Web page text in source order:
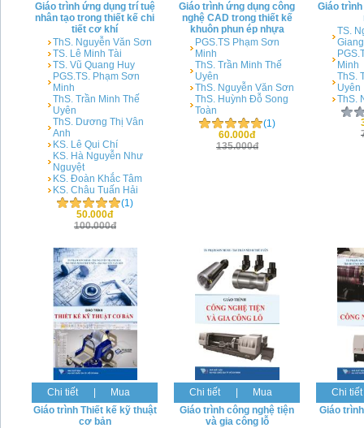
Giáo trình ứng dụng trí tuệ
nhân tạo trong thiết kế chi
tiết cơ khí
ThS. Nguyễn Văn Sơn
TS. Lê Minh Tài
TS. Vũ Quang Huy
PGS.TS. Phạm Sơn
Minh
ThS. Trần Minh Thế
Uyên
ThS. Dương Thị Vân
Anh
KS. Lê Qui Chí
KS. Hà Nguyễn Như
Nguyệt
KS. Đoàn Khắc Tâm
KS. Châu Tuấn Hải
(1)
50.000đ
100.000đ
Giáo trình ứng dụng công
nghệ CAD trong thiết kế
khuôn phun ép nhựa
PGS.TS Phạm Sơn
Minh
ThS. Trần Minh Thế
Uyên
ThS. Nguyễn Văn Sơn
ThS. Huỳnh Đỗ Song
Toàn
(1)
60.000đ
135.000đ
Giáo
TS.
Giang
Minh
ThS.
Uyên
ThS.
Chi tiết
Mua
Giáo trình Thiết kế kỹ thuật
cơ bản
Chi tiết
Mua
Giáo trình công nghệ tiện
và gia công lỗ
Chi tiết
Giáo